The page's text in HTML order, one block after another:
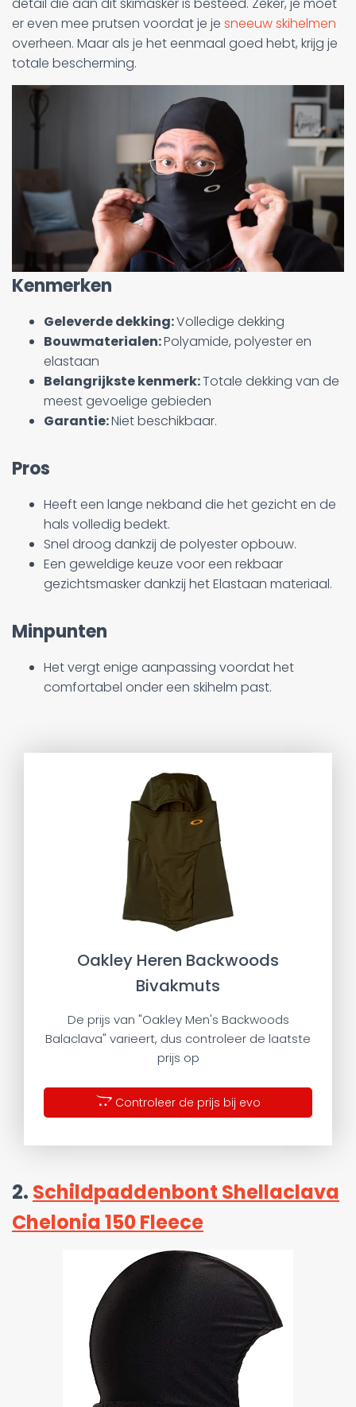
er even mee prutsen voordat je je sneeuw skihelmen
overheen. Maar als je het eenmaal goed hebt, krijg je
totale bescherming.
Kenmerken
Geleverde dekking:Volledige dekking
Bouwmaterialen:Polyamide, polyester en
elastaan
Belangrijkste kenmerk:Totale dekking van de
meest gevoelige gebieden
Garantie:Niet beschikbaar.
Pros
Heeft een lange nekband die het gezicht en de
hals volledig bedekt.
Snel droog dankzij de polyester opbouw.
Een geweldige keuze voor een rekbaar
gezichtsmasker dankzij het Elastaan materiaal.
Minpunten
Het vergt enige aanpassing voordat het
comfortabel onder een skihelm past.
Oakley Heren Backwoods
Bivakmuts
De prijs van "Oakley Men's Backwoods
Balaclava" varieert, dus controleer de laatste
prijs op
Controleer de prijs bij evo
2. Schildpaddenbont Shellaclava
Chelonia 150 Fleece